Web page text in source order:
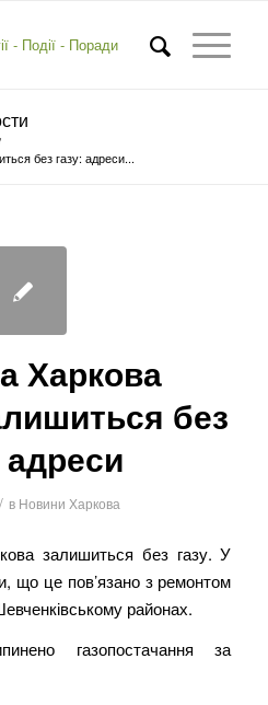
без газу: адреси...
Харкова
без
адреси
/ в Новини Харкова
залишиться без газу. У
що це пов’язано з ремонтом
районах.
газопостачання за